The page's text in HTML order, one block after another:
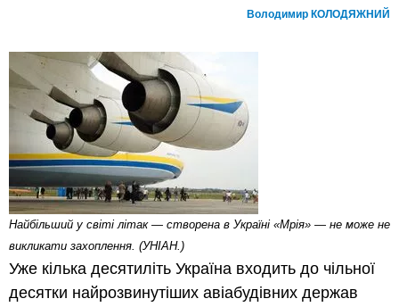
Володимир КОЛОДЯЖНИЙ
Найбiльший у свiтi лiтак — створена в Українi «Мрiя» — не може не
викликати захоплення. (УНІАН.)
Уже кілька десятиліть Україна входить до чільної
десятки найрозвинутіших авіабудівних держав